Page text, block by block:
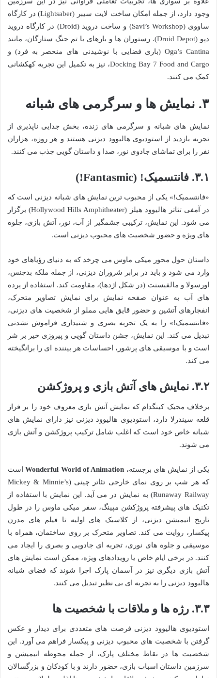
وجود دارد، از جمله امکان ساخت لایت سیبر (Lightsaber) در کارگاه
ساووی (Savi’s Workshop) و ساخت دروید (Droid) در کارگاه دروید
دپو (Droid Depot). رستوران ها و بارهای با تم جنگ ستارگان، مانند
Oga’s Cantina (باری فضایی با نوشیدنی های منحصر به فرد) و
Docking Bay 7 Food and Cargo، نیز به تکمیل این تجربه کهکشانی
کمک می کنند.
۳. نمایش ها و سرگرمی های شبانه
نمایش های شبانه و سرگرمی های زنده، بخش جدایی ناپذیری از
تجربه بازدید از استودیوی هالیوود دیزنی هستند و هر روزه، هزاران
نفر را برای تماشای جادوی نور، صدا و داستان گویی جذب می کنند.
۳.۱. فانتسمیک! (Fantasmic!)
«فانتسمیک!» یکی از محبوب ترین نمایش های شبانه دیزنی است که
در آمفی تئاتر هالیوود هیلز (Hollywood Hills Amphitheater) برگزار
می شود. این نمایش، ترکیبی چشمگیر از آب، نور، آتش بازی، جلوه
های ویژه و حضور شخصیت های محبوب دیزنی است.
داستان حول محور میکی ماوس می چرخد که به دنیای رؤیاهای خود
وارد می شود و باید در برابر شروران دیزنی، از جمله ملکه بدجنس،
اورسولا و مالفیسنت (در شکل اژدها)، مقاومت کند. استفاده از پرده
های آب به عنوان صفحه نمایش برای نمایش تصاویر متحرک،
انفجارهای آتشین و حضور قایق هایی مملو از شخصیت های دیزنی،
«فانتسمیک!» را به یک تجربه بصری و شنیداری فراموش نشدنی
تبدیل می کند. این نمایش، جشن داستان گویی و پیروزی خیر بر شر
است و با موسیقی های پرشور، احساسات هر بیننده ای را برانگیخته
می کند.
۳.۲. نمایش های آتش بازی و پروژکشن
برخلاف مجیک کینگدام که نمایش آتش بازی معروف خود را بر فراز
قلعه سیندرلا دارد، استودیوی هالیوود دیزنی نیز دارای نمایش های
شبانه خاص خود است که اغلب شامل ترکیب پروژکشن و آتش بازی
می شوند.
یکی از نمایش های برجسته، Wonderful World of Animationاست
که هر شب بر روی نمای خارجی تئاتر چینی (Mickey & Minnie’s
Runaway Railway) به نمایش در می آید. این نمایش با استفاده از
تکنیک های پیشرفته پروژکشن مپینگ، سفر میکی ماوس را در طول
تاریخ انیمیشن دیزنی، از کلاسیک های اولیه تا فیلم های مدرن
پیکسار، روایت می کند. تصاویر متحرک بر روی ساختمان، همراه با
موسیقی و جلوه های نوری، تجربه ای جادویی و بصری را ایجاد می
کنند. در برخی ایام خاص یا رویدادهای ویژه، ممکن است نمایش های
آتش بازی دیگری نیز در آسمان پارک اجرا شوند که فضای شبانه
هالیوود دیزنی را به تجربه ای بی نظیر تبدیل می کنند.
۳.۳. رژه ها و ملاقات با شخصیت ها
استودیوی هالیوود دیزنی فرصت های متعددی برای دیدار و عکس
گرفتن با شخصیت های محبوب دیزنی و پیکسار فراهم می آورد. این
شخصیت ها در نقاط مختلف پارک، از جمله محوطه انیمیشن و
سرزمین داستان اسباب بازی، حضور دارند و با کودکان و بزرگسالان